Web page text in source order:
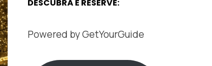
DESCUBRA E RESERVE:
Powered byGetYourGuide